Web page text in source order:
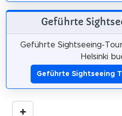
Geführte
Geführte Sightseeing-
Helsinki
Geführte Sightseeing